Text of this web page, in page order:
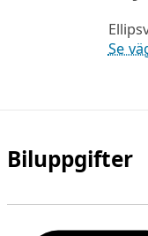
Se
Biluppgifter